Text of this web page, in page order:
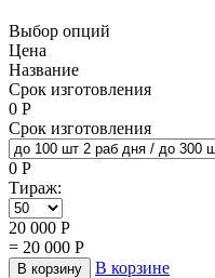
Выбор опций
Цена
Название
Срок изготовления
0 Р
Срок изготовления
0 Р
Тираж:
20 000 Р
= 20 000 Р
В корзину
В корзине